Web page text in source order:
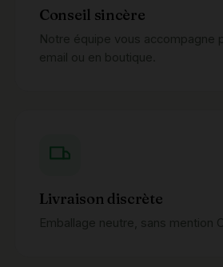
Conseil sincère
Notre équipe vous accompagne
email ou en boutique.
Livraison discrète
Emballage neutre, sans mention